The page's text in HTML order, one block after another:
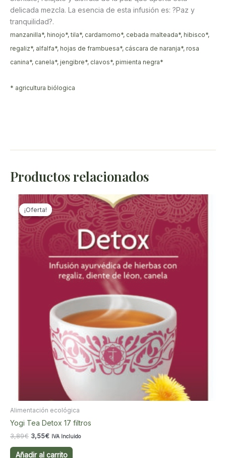
delicada mezcla. La esencia de esta infusión es: ?Paz y
tranquilidad?.
manzanilla*, hinojo*, tila*, cardamomo*, cebada malteada*, hibisco*,
regaliz*, alfalfa*, hojas de frambuesa*, cáscara de naranja*, rosa
canina*, canela*, jengibre*, clavos*, pimienta negra*
* agricultura biólogica
Productos relacionados
¡Oferta!
¡Oferta!
Alimentación ecológica
Yogi Tea Detox 17 filtros
3,89€ El
original
3,55€El
actual
IVA Incluido
Añadir al carrito